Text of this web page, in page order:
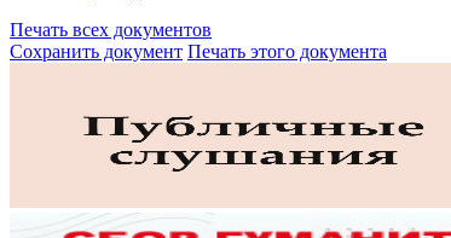
Печать всех документов
Сохранить документ Печать этого документа